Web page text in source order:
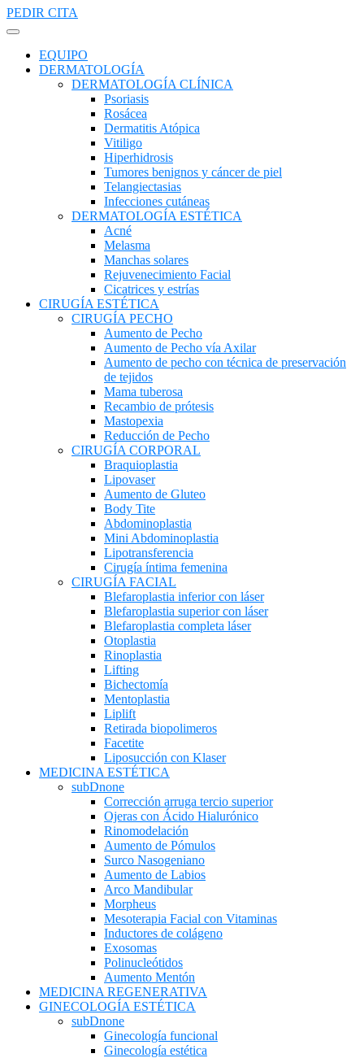
PEDIR CITA
EQUIPO
DERMATOLOGÍA
DERMATOLOGÍA CLÍNICA
Psoriasis
Rosácea
Dermatitis Atópica
Vitiligo
Hiperhidrosis
Tumores benignos y cáncer de piel
Telangiectasias
Infecciones cutáneas
DERMATOLOGÍA ESTÉTICA
Acné
Melasma
Manchas solares
Rejuvenecimiento Facial
Cicatrices y estrías
CIRUGÍA ESTÉTICA
CIRUGÍA PECHO
Aumento de Pecho
Aumento de Pecho vía Axilar
Aumento de pecho con técnica de preservación
de tejidos
Mama tuberosa
Recambio de prótesis
Mastopexia
Reducción de Pecho
CIRUGÍA CORPORAL
Braquioplastia
Lipovaser
Aumento de Gluteo
Body Tite
Abdominoplastia
Mini Abdominoplastia
Lipotransferencia
Cirugía íntima femenina
CIRUGÍA FACIAL
Blefaroplastia inferior con láser
Blefaroplastia superior con láser
Blefaroplastia completa láser
Otoplastia
Rinoplastia
Lifting
Bichectomía
Mentoplastia
Liplift
Retirada biopolimeros
Facetite
Liposucción con Klaser
MEDICINA ESTÉTICA
subDnone
Corrección arruga tercio superior
Ojeras con Ácido Hialurónico
Rinomodelación
Aumento de Pómulos
Surco Nasogeniano
Aumento de Labios
Arco Mandibular
Morpheus
Mesoterapia Facial con Vitaminas
Inductores de colágeno
Exosomas
Polinucleótidos
Aumento Mentón
MEDICINA REGENERATIVA
GINECOLOGÍA ESTÉTICA
subDnone
Ginecología funcional
Ginecología estética